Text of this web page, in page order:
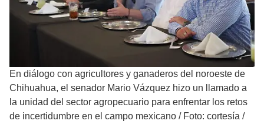
En diálogo con agricultores y ganaderos del noroeste de
Chihuahua, el senador Mario Vázquez hizo un llamado a
la unidad del sector agropecuario para enfrentar los retos
de incertidumbre en el campo mexicano / Foto: cortesía /